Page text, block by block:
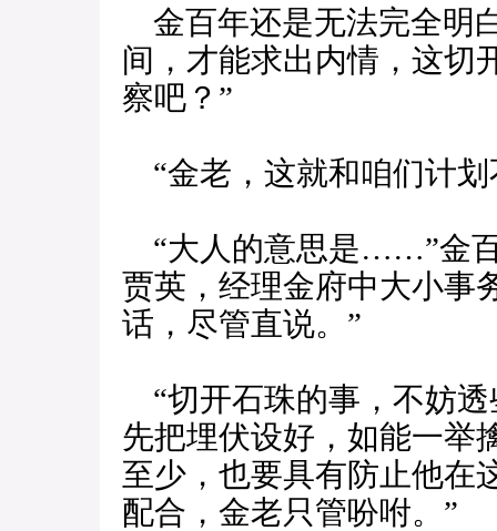
金百年还是无法完全明
间，才能求出内情，这切
察吧？”
“金老，这就和咱们计划
“大人的意思是……”金百
贾英，经理金府中大小事
话，尽管直说。”
“切开石珠的事，不妨透
先把埋伏设好，如能一举
至少，也要具有防止他在
配合，金老只管吩咐。”